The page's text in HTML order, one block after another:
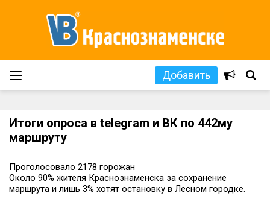
Добавить
Итоги опроса в telegram и ВК по 442му
маршруту
Проголосовало 2178 горожан
Около 90% жителя Краснознаменска за сохранение
маршрута и лишь 3% хотят остановку в Лесном городке.